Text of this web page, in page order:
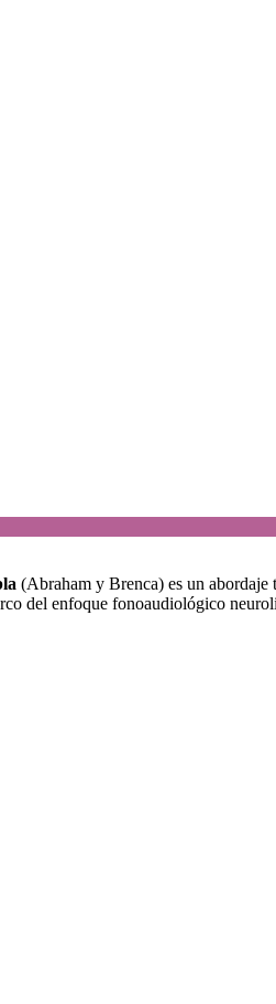
(Abraham y Brenca) es un
del enfoque fonoaudiológico